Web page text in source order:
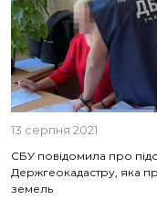
13 серпня 2021
СБУ повідомила про
Держгеокадастру, яка
земель